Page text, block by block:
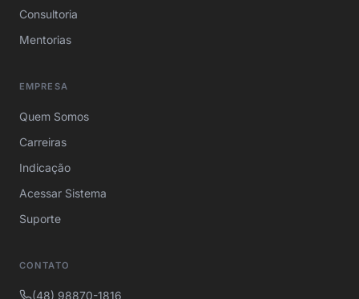
Consultoria
Mentorias
EMPRESA
Quem Somos
Carreiras
Indicação
Acessar Sistema
Suporte
CONTATO
(48) 98870-1816